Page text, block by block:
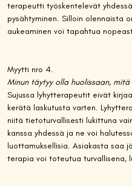
terapeutti työskentelevät
pysähtyminen. Silloin olennaista
aukeaminen voi tapahtua
Myytti nro 4.
Minun täytyy olla huolissaan,
Sujussa lyhytterapeutit eivät
kerätä laskutusta varten.
niitä tietoturvallisesti lukittuna
kanssa yhdessä ja ne voi
luottamuksellisia. Asiakasta saa
terapia voi toteutua turvallisena,